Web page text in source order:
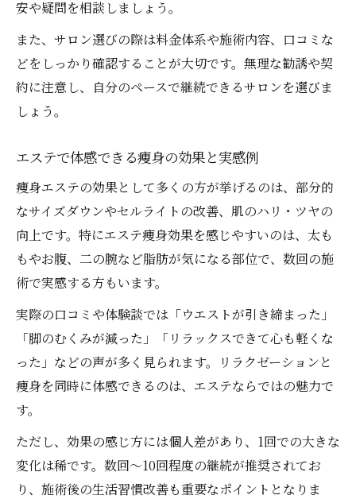
安や疑問を相談しましょう。
また、サロン選びの際は料金体系や施術内容、口コミな
どをしっかり確認することが大切です。無理な勧誘や契
約に注意し、自分のペースで継続できるサロンを選びま
しょう。
エステで体感できる痩身の効果と実感例
痩身エステの効果として多くの方が挙げるのは、部分的
なサイズダウンやセルライトの改善、肌のハリ・ツヤの
向上です。特にエステ痩身効果を感じやすいのは、太も
もやお腹、二の腕など脂肪が気になる部位で、数回の施
術で実感する方もいます。
実際の口コミや体験談では「ウエストが引き締まった」
「脚のむくみが減った」「リラックスできて心も軽くな
った」などの声が多く見られます。リラクゼーションと
痩身を同時に体感できるのは、エステならではの魅力で
す。
ただし、効果の感じ方には個人差があり、1回での大きな
変化は稀です。数回〜10回程度の継続が推奨されてお
り、施術後の生活習慣改善も重要なポイントとなりま